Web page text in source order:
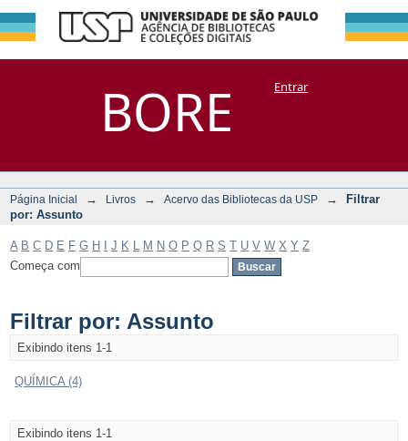
BORE
Filtrar por:
Assunto
DSpace/Manakin + CoriscoEntrar
Página Inicial → Livros → Acervo das Bibliotecas da USP →
Filtrar
por: Assunto
A B C D E F G H J K M N O P Q R S T U V W X Y Z
Começa com
Filtrar por: Assunto
Exibindo itens 1-1
QUÍMICA (4)
Exibindo itens 1-1